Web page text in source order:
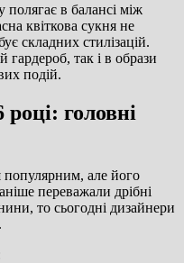
полягає в балансі між
квіткова сукня не
складних стилізацій.
гардероб, так і в образи
подій.
головні
але його
переважали дрібні
то сьогодні дизайнери